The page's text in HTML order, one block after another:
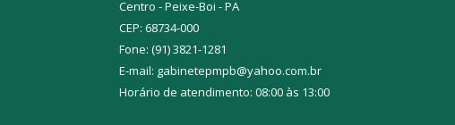
Centro - Peixe-Boi - PA
CEP: 68734-000
Fone: (91) 3821-1281
E-mail: gabinetepmpb@yahoo.com.br
Horário de atendimento: 08:00 às 13:00